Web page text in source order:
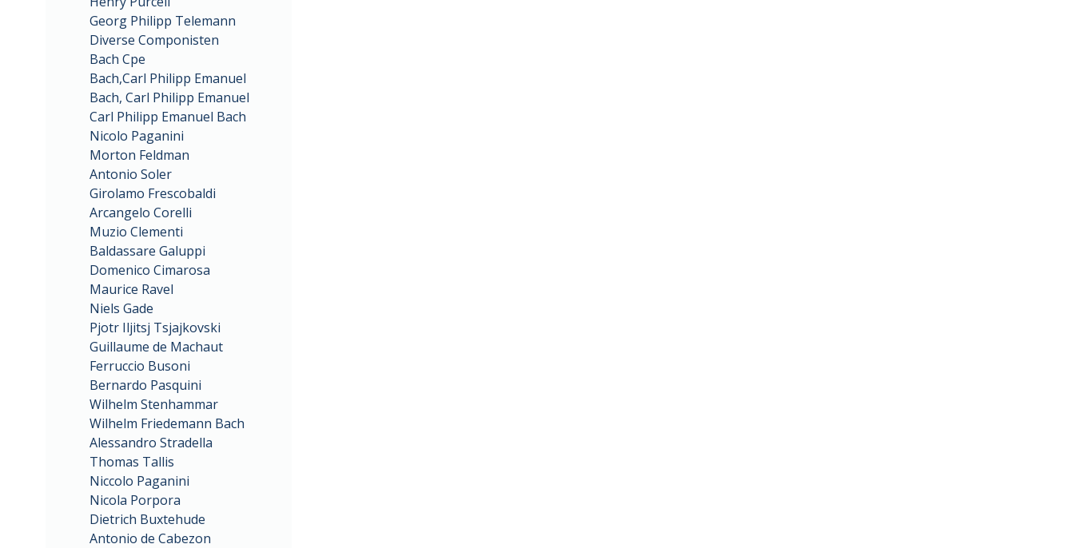
Georg Philipp Telemann
Diverse Componisten
Bach Cpe
Bach,Carl Philipp Emanuel
Bach, Carl Philipp Emanuel
Carl Philipp Emanuel Bach
Nicolo Paganini
Morton Feldman
Antonio Soler
Girolamo Frescobaldi
Arcangelo Corelli
Muzio Clementi
Baldassare Galuppi
Domenico Cimarosa
Maurice Ravel
Niels Gade
Pjotr Iljitsj Tsjajkovski
Guillaume de Machaut
Ferruccio Busoni
Bernardo Pasquini
Wilhelm Stenhammar
Wilhelm Friedemann Bach
Alessandro Stradella
Thomas Tallis
Niccolo Paganini
Nicola Porpora
Dietrich Buxtehude
Antonio de Cabezon